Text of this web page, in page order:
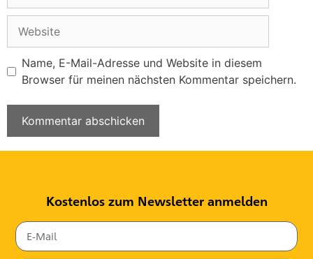
Name, E-Mail-Adresse und Website in diesem
Browser für meinen nächsten Kommentar speichern.
Kostenlos zum Newsletter anmelden